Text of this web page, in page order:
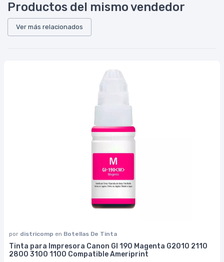
Productos del mismo vendedor
Ver más relacionados
por districomp en Botellas De Tinta
Tinta para Impresora Canon GI 190 Magenta G2010 2110
2800 3100 1100 Compatible Ameriprint